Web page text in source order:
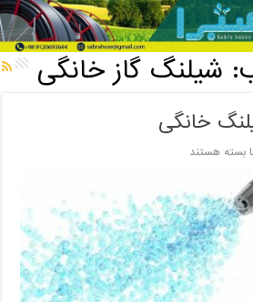
گاز خانگی
شیلنگ گاز خانگی
خانگی
برای
بهترین
شیلنگ
خانگی
بسته هستند